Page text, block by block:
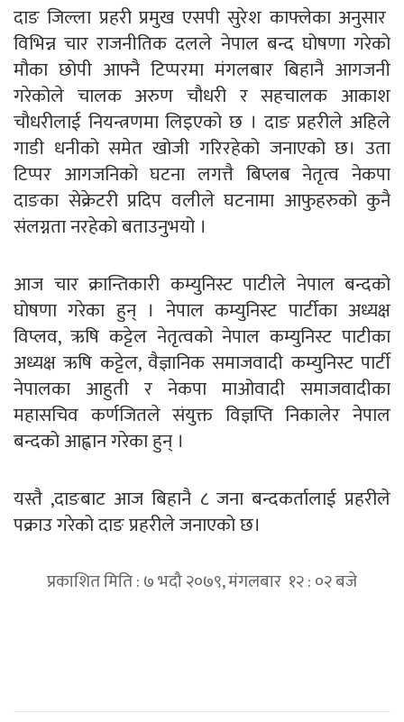
दाङ जिल्ला प्रहरी प्रमुख एसपी सुरेश काफ्लेका अनुसार
विभिन्न चार राजनीतिक दलले नेपाल बन्द घोषणा गरेको
मौका छोपी आफ्नै टिप्परमा मंगलबार बिहानै आगजनी
गरेकोले चालक अरुण चौधरी र सहचालक आकाश
चौधरीलाई नियन्त्रणमा लिइएको छ । दाङ प्रहरीले अहिले
गाडी धनीको समेत खोजी गरिरहेको जनाएको छ। उता
टिप्पर आगजनिको घटना लगत्तै बिप्लब नेतृत्व नेकपा
दाङका सेक्रेटरी प्रदिप वलीले घटनामा आफुहरुको कुनै
संलग्नता नरहेको बताउनुभयो ।
आज चार क्रान्तिकारी कम्युनिस्ट पाटीले नेपाल बन्दको
घोषणा गरेका हुन् । नेपाल कम्युनिस्ट पार्टीका अध्यक्ष
विप्लव, ऋषि कट्टेल नेतृत्वको नेपाल कम्युनिस्ट पाटीका
अध्यक्ष ऋषि कट्टेल, वैज्ञानिक समाजवादी कम्युनिस्ट पार्टी
नेपालका आहुती र नेकपा माओवादी समाजवादीका
महासचिव कर्णजितले संयुक्त विज्ञप्ति निकालेर नेपाल
बन्दको आह्वान गरेका हुन् ।
यस्तै ,दाङबाट आज बिहानै ८ जना बन्दकर्तालाई प्रहरीले
पक्राउ गरेको दाङ प्रहरीले जनाएको छ।
प्रकाशित मिति : ७ भदौ २०७९, मंगलबार १२ : ०२ बजे